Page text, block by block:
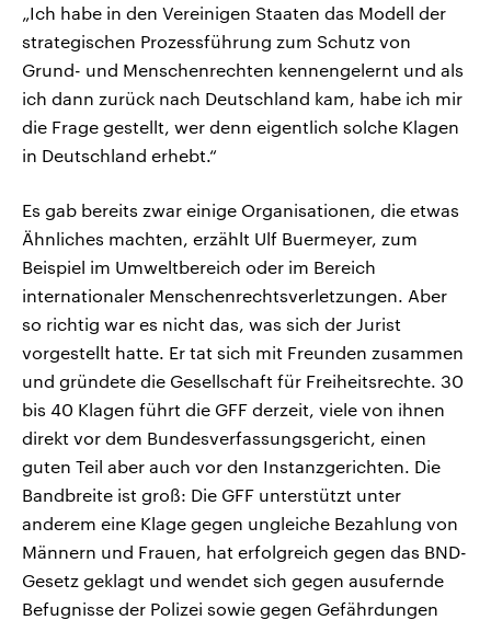
„Ich habe in den Vereinigen Staaten das Modell der
strategischen Prozessführung zum Schutz von
Grund- und Menschenrechten kennengelernt und als
ich dann zurück nach Deutschland kam, habe ich mir
die Frage gestellt, wer denn eigentlich solche Klagen
in Deutschland erhebt.“
Es gab bereits zwar einige Organisationen, die etwas
Ähnliches machten, erzählt Ulf Buermeyer, zum
Beispiel im Umweltbereich oder im Bereich
internationaler Menschenrechtsverletzungen. Aber
so richtig war es nicht das, was sich der Jurist
vorgestellt hatte. Er tat sich mit Freunden zusammen
und gründete die Gesellschaft für Freiheitsrechte. 30
bis 40 Klagen führt die GFF derzeit, viele von ihnen
direkt vor dem Bundesverfassungsgericht, einen
guten Teil aber auch vor den Instanzgerichten. Die
Bandbreite ist groß: Die GFF unterstützt unter
anderem eine Klage gegen ungleiche Bezahlung von
Männern und Frauen, hat erfolgreich gegen das BND-
Gesetz geklagt und wendet sich gegen ausufernde
Befugnisse der Polizei sowie gegen Gefährdungen